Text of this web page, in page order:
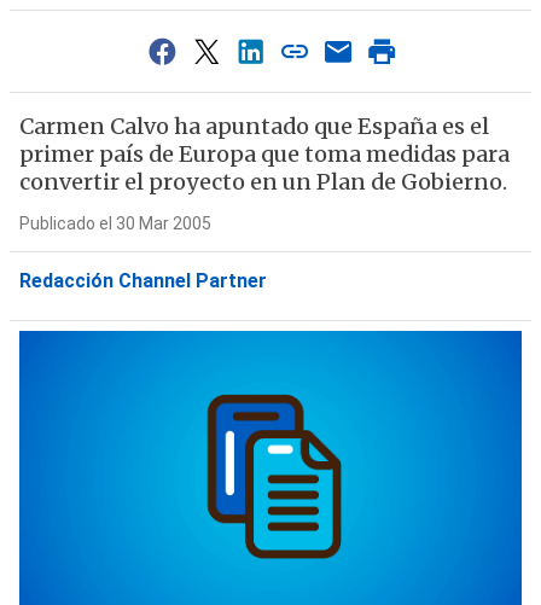
Carmen Calvo ha apuntado que España es el
primer país de Europa que toma medidas para
convertir el proyecto en un Plan de Gobierno.
Publicado el 30 Mar 2005
Redacción Channel Partner